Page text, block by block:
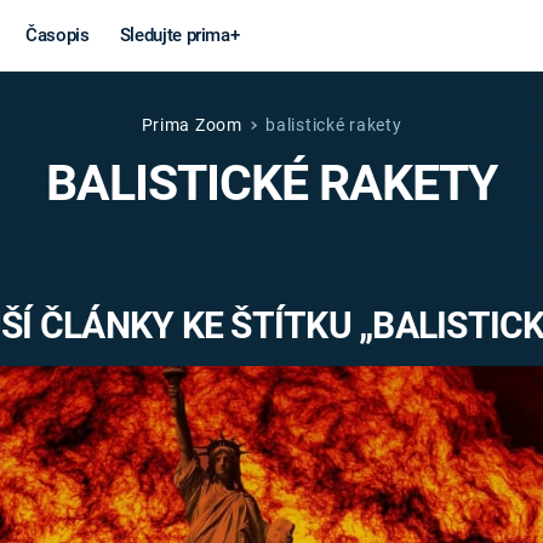
Časopis Sledujte prima+
Věda a
technika
MARS
Války
VÁLEČNÉ
Záhady a
Prima Zoom balistické rakety
BALISTICKÉ RAKETY
ČLÁNKY KE ŠTÍTKU